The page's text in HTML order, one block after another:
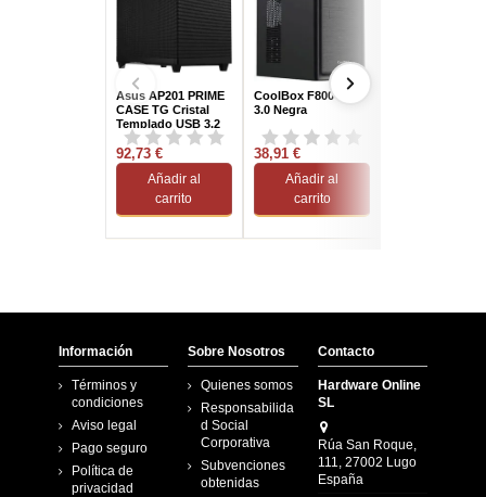
Asus AP201 PRIME
CASE TG Cristal
Templado USB 3.2
Negra
92,73 €
Añadir al
carrito
CoolBox F800 USB
3.0 Negra
38,91 €
Añadir al
carrito
Información
Términos y
condiciones
Aviso legal
Pago seguro
Política de
privacidad
Sobre Nosotros
Quienes somos
Responsabilida
d Social
Corporativa
Subvenciones
obtenidas
Contacto
Hardware Online
SL
Rúa San Roque,
111, 27002 Lugo
España